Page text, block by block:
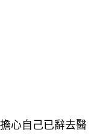
心自己已辭去醫